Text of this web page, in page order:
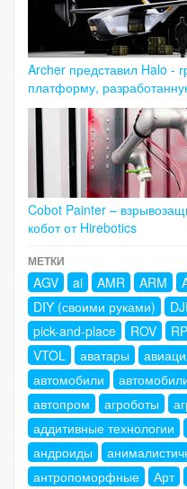
Archer представил Halo -
платформу,
Cobot Painter –
кобот от Hirebotics
МЕТКИ
AGV ai AMR ARM
DIY (своими руками)
DJI
pick-and-place
ROV
VTOL
аватары
автомобили
автопром
агроботы
аддитивные технологии
андроиды
антропоморфные
Арт